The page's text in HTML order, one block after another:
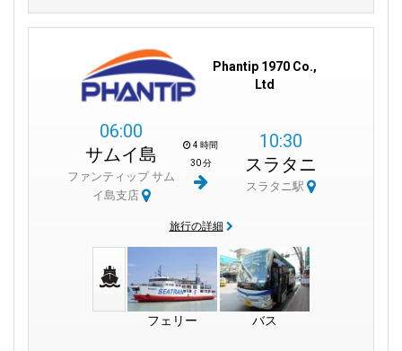
い歴史的意義を持っています。ゲートウェイとして機能し、旅
行者をタイの大切な宝石のいくつか、アンダマン海の輝く海岸
や魅力的なタイ湾に繋ぎます。カオソック国立公園の静けさを
たい場合、あなたの旅はここから始まります。
さらに遠くを探索したい人々には、南からハットヤイのような
目的地が呼びかけています。スラートターニー駅のスラートタ
ーニー市柱神社のようなランドマークへの近接性により、旅行
者は主な旅に出発する前にタイの驚異が何を含んでいるかを垣
知っておくべきこと：
Phantip 1970 Co.,
Ltd
06:00
サムイ島
ファンティップ サム
イ島支店
4 時間
30 分
10:30
スラタニ
スラタニ駅
旅行の詳細
フェリー バス